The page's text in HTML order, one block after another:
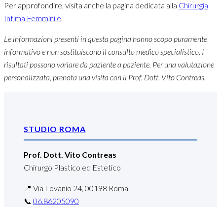
Per approfondire, visita anche la pagina dedicata alla Chirurgia
Intima Femminile.
Le informazioni presenti in questa pagina hanno scopo puramente
informativo e non sostituiscono il consulto medico specialistico. I
risultati possono variare da paziente a paziente. Per una valutazione
personalizzata, prenota una visita con il Prof. Dott. Vito Contreas.
STUDIO ROMA
Prof. Dott. Vito Contreas
Chirurgo Plastico ed Estetico
📍 Via Lovanio 24, 00198 Roma
📞 06.86205090